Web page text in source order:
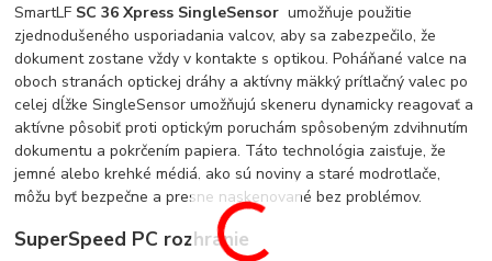
SmartLF SC 36Xpress SingleSensor umožňuje použitie
zjednodušeného usporiadania valcov, aby sa zabezpečilo, že
dokument zostane vždy v kontakte s optikou. Poháňané valce na
oboch stranách optickej dráhy a aktívny mäkký prítlačný valec po
celej dĺžke SingleSensor umožňujú skeneru dynamicky reagovať a
aktívne pôsobiť proti optickým poruchám spôsobeným zdvihnutím
dokumentu a pokrčením papiera. Táto technológia zaisťuje, že
jemné alebo krehké médiá, ako sú noviny a staré modrotlače,
môžu byť bezpečne a presne naskenované bez problémov.
SuperSpeed ​​PC rozhranie